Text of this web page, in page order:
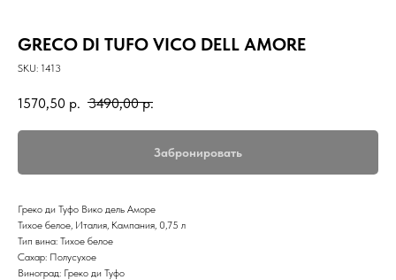
GRECO DI TUFO VICO DELL AMORE
SKU: 1413
1570,50 р. 3490,00 р.
Забронировать
Греко ди Туфо Вико дель Аморе
Тихое белое, Италия, Кампания, 0,75 л
Тип вина: Тихое белое
Сахар: Полусухое
Виноград: Греко ди Туфо